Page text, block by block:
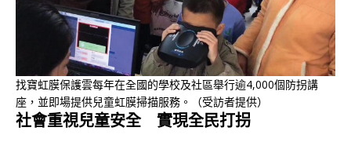
找寶虹膜保護雲每年在全國的學校及社區舉行逾4,000個防拐講
座，並即場提供兒童虹膜掃描服務。（受訪者提供）
社會重視兒童安全 實現全民打拐